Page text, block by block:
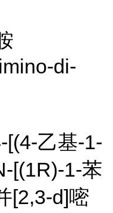
di-
[(4-乙基-1-
[(1R)-1-苯
[2,3-d]嘧